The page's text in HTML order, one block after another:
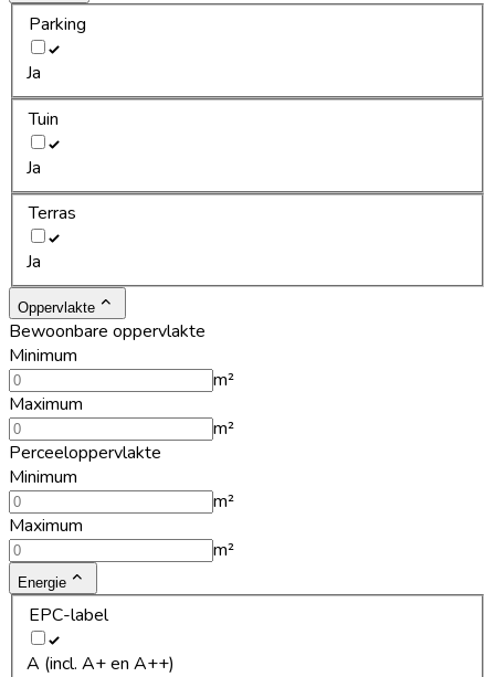
Parking
Ja
Tuin
Ja
Terras
Ja
Oppervlakte
Bewoonbare oppervlakte
Minimum
m²
Maximum
m²
Perceeloppervlakte
Minimum
m²
Maximum
m²
Energie
EPC-label
A (incl. A+ en A++)